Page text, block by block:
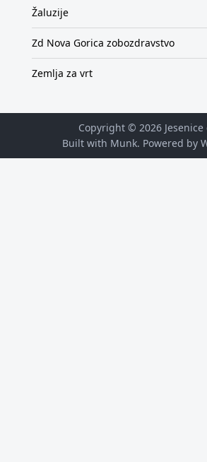
Žaluzije
Zd Nova Gorica zobozdravstvo
Zemlja za vrt
Copyright © 2026
Built with Munk. Powered by